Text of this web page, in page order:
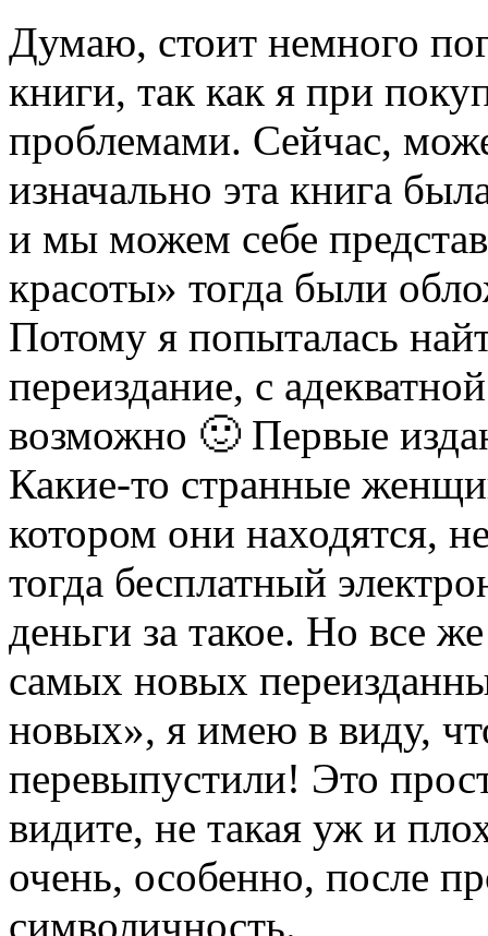
Думаю, стоит немного
книги, так как я при
проблемами. Сейчас,
изначально эта книга
и мы можем себе
красоты» тогда были
Потому я попыталась
переиздание, с
возможно 🙂 Первые
Какие-то странные
котором они находятся,
тогда бесплатный
деньги за такое. Но все
самых новых
новых», я имею в виду,
перевыпустили! Это
видите, не такая уж и
очень, особенно, после
символичность.